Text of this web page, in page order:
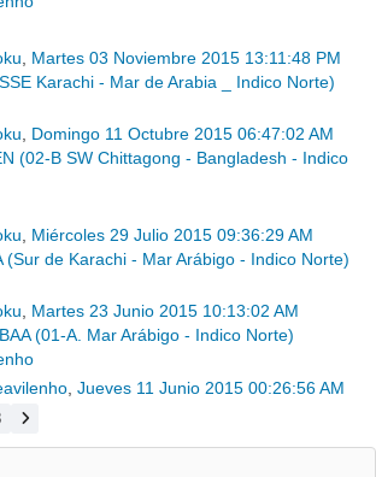
Martes 03 Noviembre 2015 13:11:48 PM
Karachi - Mar de Arabia _ Indico Norte)
Domingo 11 Octubre 2015 06:47:02 AM
(02-B SW Chittagong - Bangladesh - Indico
Miércoles 29 Julio 2015 09:36:29 AM
(Sur de Karachi - Mar Arábigo - Indico Norte)
, Martes 23 Junio 2015 10:13:02 AM
(01-A. Mar Arábigo - Indico Norte)
Jueves 11 Junio 2015 00:26:56 AM